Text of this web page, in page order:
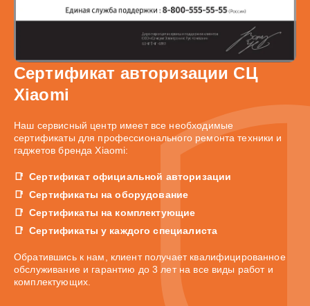
Сертификат авторизации СЦ
Xiaomi
Наш сервисный центр имеет все необходимые
сертификаты для профессионального ремонта техники и
гаджетов бренда Xiaomi:
Сертификат официальной авторизации
Сертификаты на оборудование
Сертификаты на комплектующие
Сертификаты у каждого специалиста
Обратившись к нам, клиент получает квалифицированное
обслуживание и гарантию до 3 лет на все виды работ и
комплектующих.